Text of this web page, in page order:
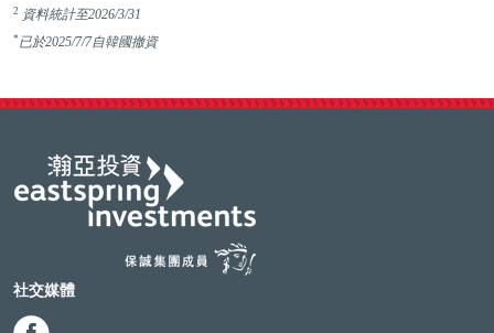
2 資料統計至2026/3/31
* 已於2025/7/7自韓國撤資
社交媒體